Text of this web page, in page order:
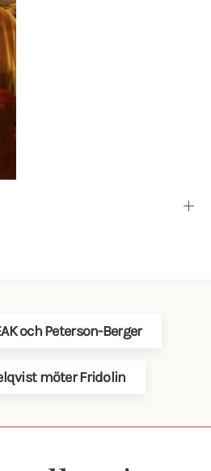
och Peterson-Berger
möter Fridolin